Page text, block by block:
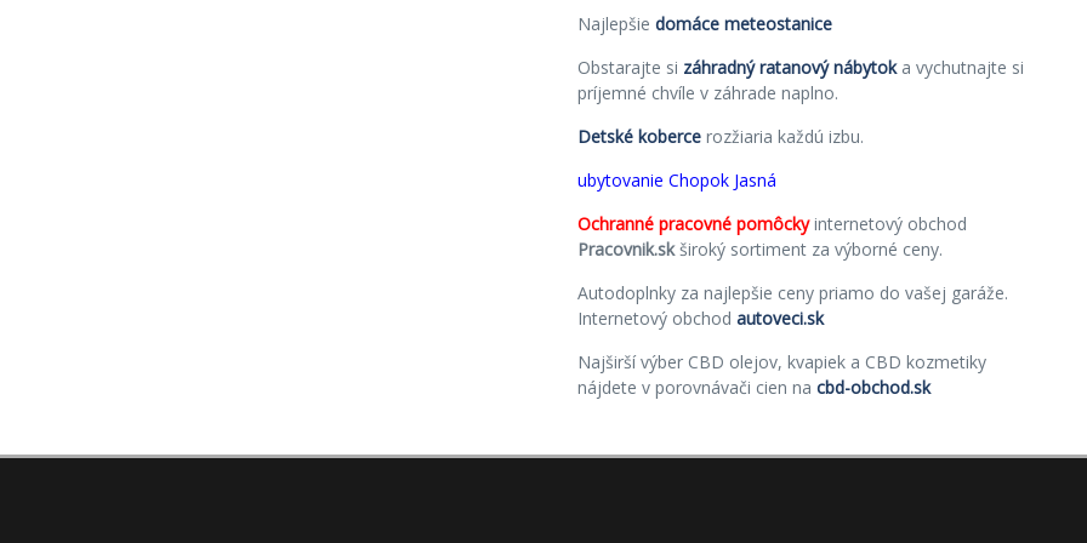
Najlepšie domáce meteostanice
Obstarajte si záhradný ratanový nábytoka vychutnajte si
príjemné chvíle v záhrade naplno.
Detské koberce rozžiaria každú izbu.
ubytovanie Chopok Jasná
Ochranné pracovné pomôckyinternetový obchod
Pracovnik.skširoký sortiment za výborné ceny.
Autodoplnky za najlepšie ceny priamo do vašej garáže.
Internetový obchod autoveci.sk
Najširší výber CBD olejov, kvapiek a CBD kozmetiky
nájdete v porovnávači cien na cbd-obchod.sk